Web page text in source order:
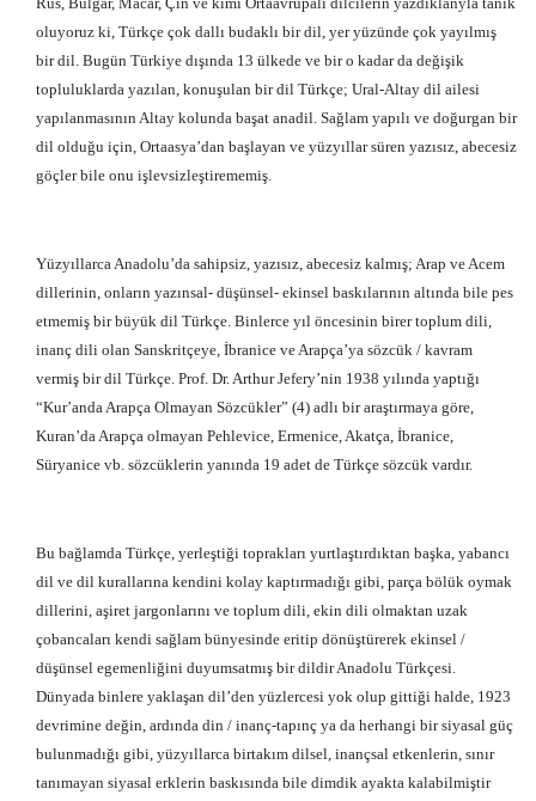
oluyoruz ki, Türkçe çok dallı budaklı bir dil, yer yüzünde çok yayılmış
bir dil. Bugün Türkiye dışında 13 ülkede ve bir o kadar da değişik
topluluklarda yazılan, konuşulan bir dil Türkçe; Ural-Altay dil ailesi
yapılanmasının Altay kolunda başat anadil. Sağlam yapılı ve doğurgan bir
dil olduğu için, Ortaasya’dan başlayan ve yüzyıllar süren yazısız, abecesiz
göçler bile onu işlevsizleştirememiş.
Yüzyıllarca Anadolu’da sahipsiz, yazısız, abecesiz kalmış; Arap ve Acem
dillerinin, onların yazınsal- düşünsel- ekinsel baskılarının altında bile pes
etmemiş bir büyük dil Türkçe. Binlerce yıl öncesinin birer toplum dili,
inanç dili olan Sanskritçeye, İbranice ve Arapça’ya sözcük / kavram
vermiş bir dil Türkçe. Prof. Dr. Arthur Jefery’nin 1938 yılında yaptığı
“Kur’anda Arapça Olmayan Sözcükler” (4) adlı bir araştırmaya göre,
Kuran’da Arapça olmayan Pehlevice, Ermenice, Akatça, İbranice,
Süryanice vb. sözcüklerin yanında 19 adet de Türkçe sözcük vardır.
Bu bağlamda Türkçe, yerleştiği toprakları yurtlaştırdıktan başka, yabancı
dil ve dil kurallarına kendini kolay kaptırmadığı gibi, parça bölük oymak
dillerini, aşiret jargonlarını ve toplum dili, ekin dili olmaktan uzak
çobancaları kendi sağlam bünyesinde eritip dönüştürerek ekinsel /
düşünsel egemenliğini duyumsatmış bir dildir Anadolu Türkçesi.
Dünyada binlere yaklaşan dil’den yüzlercesi yok olup gittiği halde, 1923
devrimine değin, ardında din / inanç-tapınç ya da herhangi bir siyasal güç
bulunmadığı gibi, yüzyıllarca birtakım dilsel, inançsal etkenlerin, sınır
tanımayan siyasal erklerin baskısında bile dimdik ayakta kalabilmiştir